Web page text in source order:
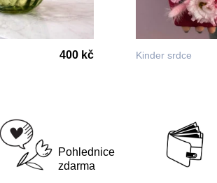
400 kč Kinder srdce
Pohlednice
zdarma